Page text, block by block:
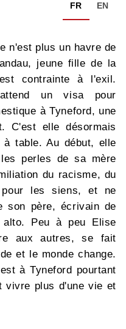
FR EN
n'est plus un havre de
jeune fille de la
contrainte à l'exil.
un visa pour
à Tyneford, une
C'est elle désormais
table. Au début, elle
perles de sa mère
du racisme, du
pour les siens, et ne
son père, écrivain de
Peu à peu Elise
aux autres, se fait
et le monde change.
à Tyneford pourtant
vivre plus d'une vie et